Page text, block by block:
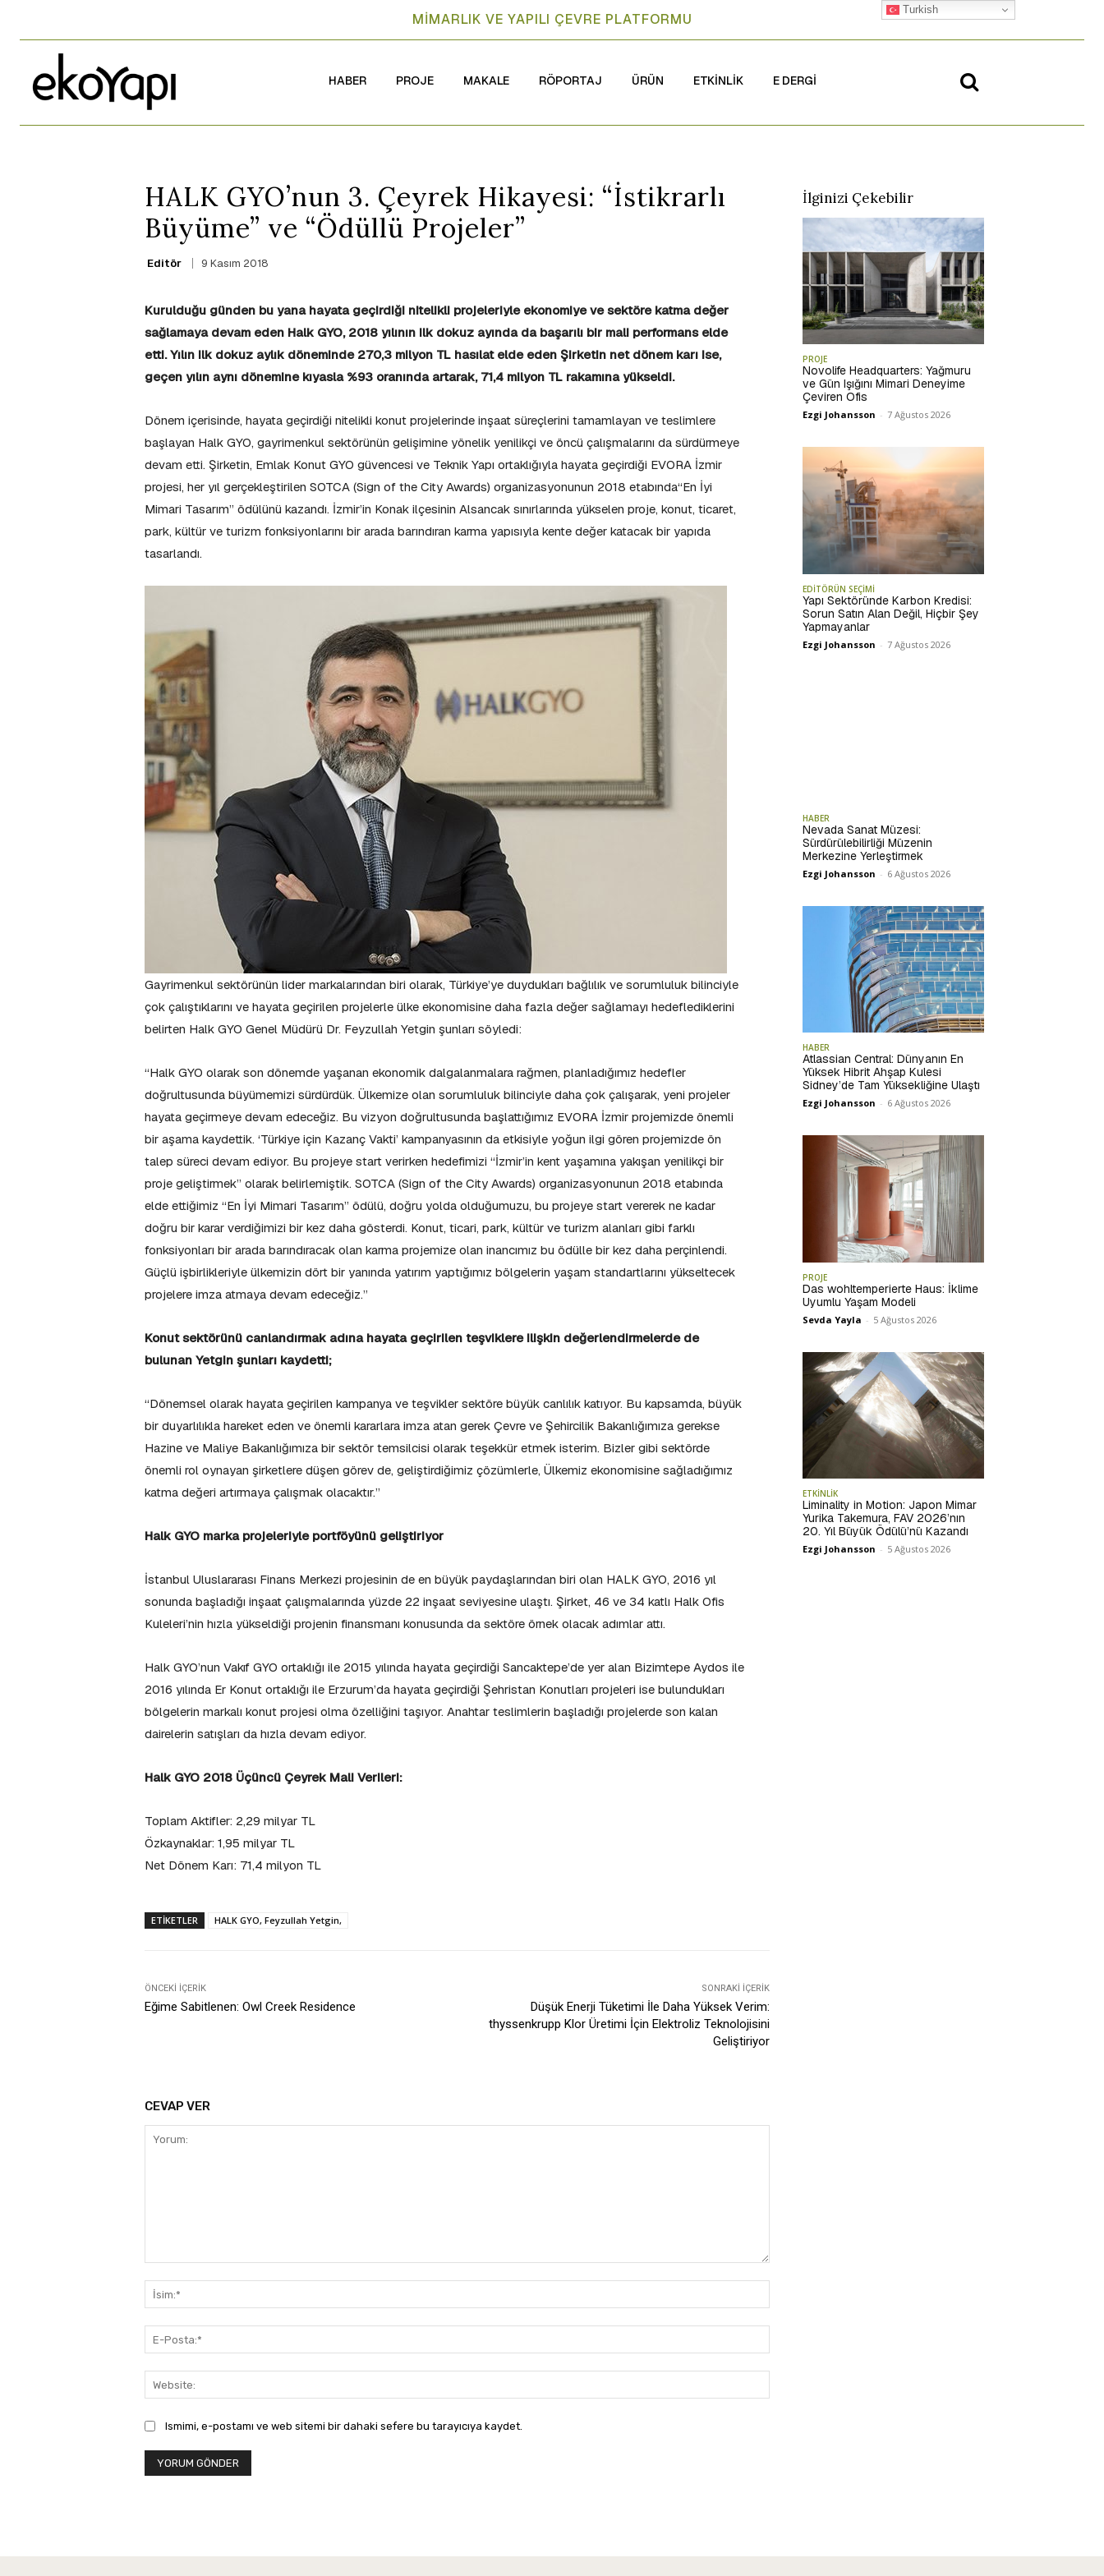
MİMARLIK VE YAPILI ÇEVRE PLATFORMU
HABER PROJE MAKALE RÖPORTAJ ÜRÜN ETKİNLİK E DERGİ
HALK GYO’nun 3. Çeyrek Hikayesi: “İstikrarlı
Büyüme” ve “Ödüllü Projeler”
Editör 9 Kasım 2018
Kurulduğu günden bu yana hayata geçirdiği nitelikli projeleriyle ekonomiye ve sektöre katma değer
sağlamaya devam eden Halk GYO, 2018 yılının ilk dokuz ayında da başarılı bir mali performans elde
etti. Yılın ilk dokuz aylık döneminde 270,3 milyon TL hasılat elde eden Şirketin net dönem karı ise,
geçen yılın aynı dönemine kıyasla %93 oranında artarak, 71,4 milyon TL rakamına yükseldi.
Dönem içerisinde, hayata geçirdiği nitelikli konut projelerinde inşaat süreçlerini tamamlayan ve teslimlere
başlayan Halk GYO, gayrimenkul sektörünün gelişimine yönelik yenilikçi ve öncü çalışmalarını da sürdürmeye
devam etti. Şirketin, Emlak Konut GYO güvencesi ve Teknik Yapı ortaklığıyla hayata geçirdiği EVORA İzmir
projesi, her yıl gerçekleştirilen SOTCA (Sign of the City Awards) organizasyonunun 2018 etabında“En İyi
Mimari Tasarım” ödülünü kazandı. İzmir’in Konak ilçesinin Alsancak sınırlarında yükselen proje, konut, ticaret,
park, kültür ve turizm fonksiyonlarını bir arada barındıran karma yapısıyla kente değer katacak bir yapıda
tasarlandı.
Gayrimenkul sektörünün lider markalarından biri olarak, Türkiye’ye duydukları bağlılık ve sorumluluk bilinciyle
çok çalıştıklarını ve hayata geçirilen projelerle ülke ekonomisine daha fazla değer sağlamayı hedeflediklerini
belirten Halk GYO Genel Müdürü Dr. Feyzullah Yetgin şunları söyledi:
“Halk GYO olarak son dönemde yaşanan ekonomik dalgalanmalara rağmen, planladığımız hedefler
doğrultusunda büyümemizi sürdürdük. Ülkemize olan sorumluluk bilinciyle daha çok çalışarak, yeni projeler
hayata geçirmeye devam edeceğiz. Bu vizyon doğrultusunda başlattığımız EVORA İzmir projemizde önemli
bir aşama kaydettik. ‘Türkiye için Kazanç Vakti’ kampanyasının da etkisiyle yoğun ilgi gören projemizde ön
talep süreci devam ediyor. Bu projeye start verirken hedefimizi “İzmir’in kent yaşamına yakışan yenilikçi bir
proje geliştirmek” olarak belirlemiştik. SOTCA (Sign of the City Awards) organizasyonunun 2018 etabında
elde ettiğimiz “En İyi Mimari Tasarım” ödülü, doğru yolda olduğumuzu, bu projeye start vererek ne kadar
doğru bir karar verdiğimizi bir kez daha gösterdi. Konut, ticari, park, kültür ve turizm alanları gibi farklı
fonksiyonları bir arada barındıracak olan karma projemize olan inancımız bu ödülle bir kez daha perçinlendi.
Güçlü işbirlikleriyle ülkemizin dört bir yanında yatırım yaptığımız bölgelerin yaşam standartlarını yükseltecek
projelere imza atmaya devam edeceğiz.”
Konut sektörünü canlandırmak adına hayata geçirilen teşviklere ilişkin değerlendirmelerde de
bulunan Yetgin şunları kaydetti;
“Dönemsel olarak hayata geçirilen kampanya ve teşvikler sektöre büyük canlılık katıyor. Bu kapsamda, büyük
bir duyarlılıkla hareket eden ve önemli kararlara imza atan gerek Çevre ve Şehircilik Bakanlığımıza gerekse
Hazine ve Maliye Bakanlığımıza bir sektör temsilcisi olarak teşekkür etmek isterim. Bizler gibi sektörde
önemli rol oynayan şirketlere düşen görev de, geliştirdiğimiz çözümlerle, Ülkemiz ekonomisine sağladığımız
katma değeri artırmaya çalışmak olacaktır.”
Halk GYO marka projeleriyle portföyünü geliştiriyor
İstanbul Uluslararası Finans Merkezi projesinin de en büyük paydaşlarından biri olan HALK GYO, 2016 yıl
sonunda başladığı inşaat çalışmalarında yüzde 22 inşaat seviyesine ulaştı. Şirket, 46 ve 34 katlı Halk Ofis
Kuleleri’nin hızla yükseldiği projenin finansmanı konusunda da sektöre örnek olacak adımlar attı.
Halk GYO’nun Vakıf GYO ortaklığı ile 2015 yılında hayata geçirdiği Sancaktepe’de yer alan Bizimtepe Aydos ile
2016 yılında Er Konut ortaklığı ile Erzurum’da hayata geçirdiği Şehristan Konutları projeleri ise bulundukları
bölgelerin markalı konut projesi olma özelliğini taşıyor. Anahtar teslimlerin başladığı projelerde son kalan
dairelerin satışları da hızla devam ediyor.
Halk GYO 2018 Üçüncü Çeyrek Mali Verileri:
Toplam Aktifler: 2,29 milyar TL
Özkaynaklar: 1,95 milyar TL
Net Dönem Karı: 71,4 milyon TL
ETIKETLER HALK GYO, Feyzullah Yetgin,
ÖNCEKI İÇERIK
Eğime Sabitlenen: Owl Creek Residence
SONRAKI İÇERIK
Düşük Enerji Tüketimi İle Daha Yüksek Verim:
thyssenkrupp Klor Üretimi İçin Elektroliz Teknolojisini
Geliştiriyor
CEVAP VER
Posta:*
Ismimi, e-postamı ve web sitemi bir dahaki sefere bu tarayıcıya kaydet.
İlginizi Çekebilir
PROJE
Novolife Headquarters: Yağmuru
ve Gün Işığını Mimari Deneyime
Çeviren Ofis
Ezgi Johansson - 7 Ağustos 2026
EDİTÖRÜN SEÇİMİ
Yapı Sektöründe Karbon Kredisi:
Sorun Satın Alan Değil, Hiçbir Şey
Yapmayanlar
Ezgi Johansson - 7 Ağustos 2026
HABER
Nevada Sanat Müzesi:
Sürdürülebilirliği Müzenin
Merkezine Yerleştirmek
Ezgi Johansson - 6 Ağustos 2026
HABER
Atlassian Central: Dünyanın En
Yüksek Hibrit Ahşap Kulesi
Sidney’de Tam Yüksekliğine Ulaştı
Ezgi Johansson - 6 Ağustos 2026
PROJE
Das wohltemperierte Haus: İklime
Uyumlu Yaşam Modeli
Sevda Yayla - 5 Ağustos 2026
ETKİNLİK
Liminality in Motion: Japon Mimar
Yurika Takemura, FAV 2026’nın
20. Yıl Büyük Ödülü’nü Kazandı
Ezgi Johansson - 5 Ağustos 2026
Turkish